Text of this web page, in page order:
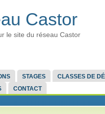
Castor
le site du réseau Castor
STAGES
CLASSES DE
CONTACT